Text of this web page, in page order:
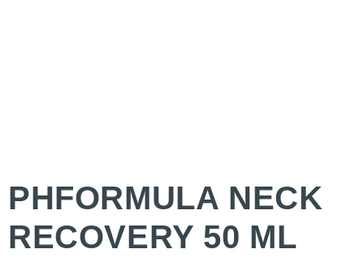
PHFORMULA NECK
RECOVERY 50 ML